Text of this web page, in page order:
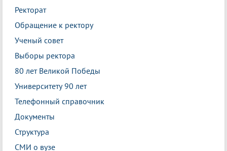
Ректорат
Обращение к ректору
Ученый совет
Выборы ректора
80 лет Великой Победы
Университету 90 лет
Телефонный справочник
Документы
Структура
СМИ о вузе